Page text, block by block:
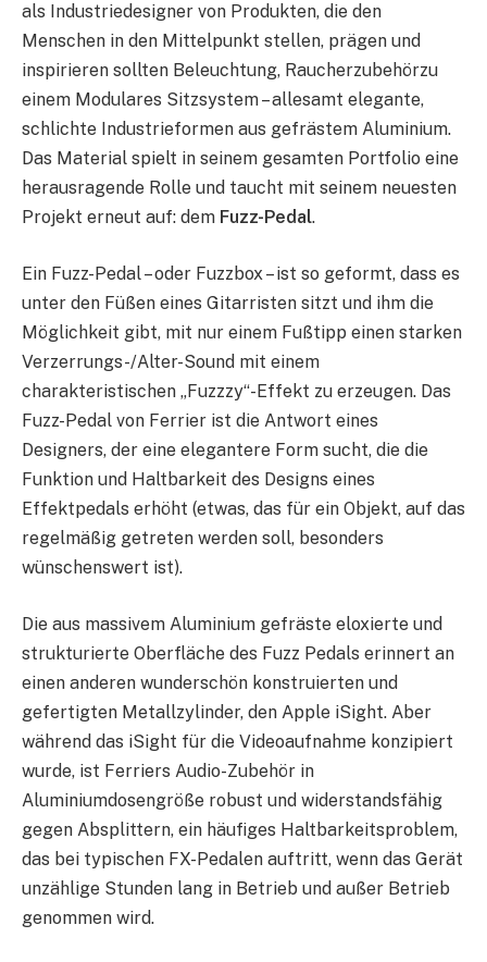
als Industriedesigner von Produkten, die den
Menschen in den Mittelpunkt stellen, prägen und
inspirieren sollten Beleuchtung, Raucherzubehörzu
einem Modulares Sitzsystem – allesamt elegante,
schlichte Industrieformen aus gefrästem Aluminium.
Das Material spielt in seinem gesamten Portfolio eine
herausragende Rolle und taucht mit seinem neuesten
Projekt erneut auf: dem Fuzz-Pedal.
Ein Fuzz-Pedal – oder Fuzzbox – ist so geformt, dass es
unter den Füßen eines Gitarristen sitzt und ihm die
Möglichkeit gibt, mit nur einem Fußtipp einen starken
Verzerrungs-/Alter-Sound mit einem
charakteristischen „Fuzzzy“-Effekt zu erzeugen. Das
Fuzz-Pedal von Ferrier ist die Antwort eines
Designers, der eine elegantere Form sucht, die die
Funktion und Haltbarkeit des Designs eines
Effektpedals erhöht (etwas, das für ein Objekt, auf das
regelmäßig getreten werden soll, besonders
wünschenswert ist).
Die aus massivem Aluminium gefräste eloxierte und
strukturierte Oberfläche des Fuzz Pedals erinnert an
einen anderen wunderschön konstruierten und
gefertigten Metallzylinder, den Apple iSight. Aber
während das iSight für die Videoaufnahme konzipiert
wurde, ist Ferriers Audio-Zubehör in
Aluminiumdosengröße robust und widerstandsfähig
gegen Absplittern, ein häufiges Haltbarkeitsproblem,
das bei typischen FX-Pedalen auftritt, wenn das Gerät
unzählige Stunden lang in Betrieb und außer Betrieb
genommen wird.